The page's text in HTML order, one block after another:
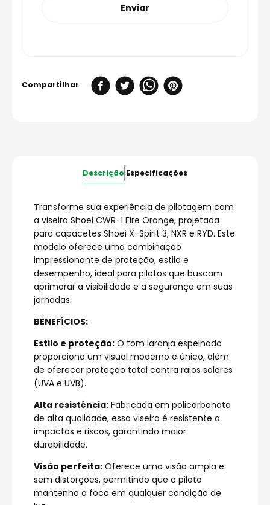
Enviar
Descrição Especificações
Transforme sua experiência de pilotagem com
a viseira Shoei CWR-1 Fire Orange, projetada
para capacetes Shoei X-Spirit 3, NXR e RYD. Este
modelo oferece uma combinação
impressionante de proteção, estilo e
desempenho, ideal para pilotos que buscam
aprimorar a visibilidade e a segurança em suas
jornadas.
BENEFÍCIOS:
Estilo e proteção: O tom laranja espelhado
proporciona um visual moderno e único, além
de oferecer proteção total contra raios solares
(UVA e UVB).
Alta resistência: Fabricada em policarbonato
de alta qualidade, essa viseira é resistente a
impactos e riscos, garantindo maior
durabilidade.
Visão perfeita: Oferece uma visão ampla e
sem distorções, permitindo que o piloto
mantenha o foco em qualquer condição de